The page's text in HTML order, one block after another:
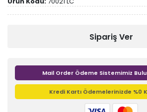
Sipariş Ver
Mail Order Ödeme Sistemimiz
Kredi Kartı Ödemelerinizde %0